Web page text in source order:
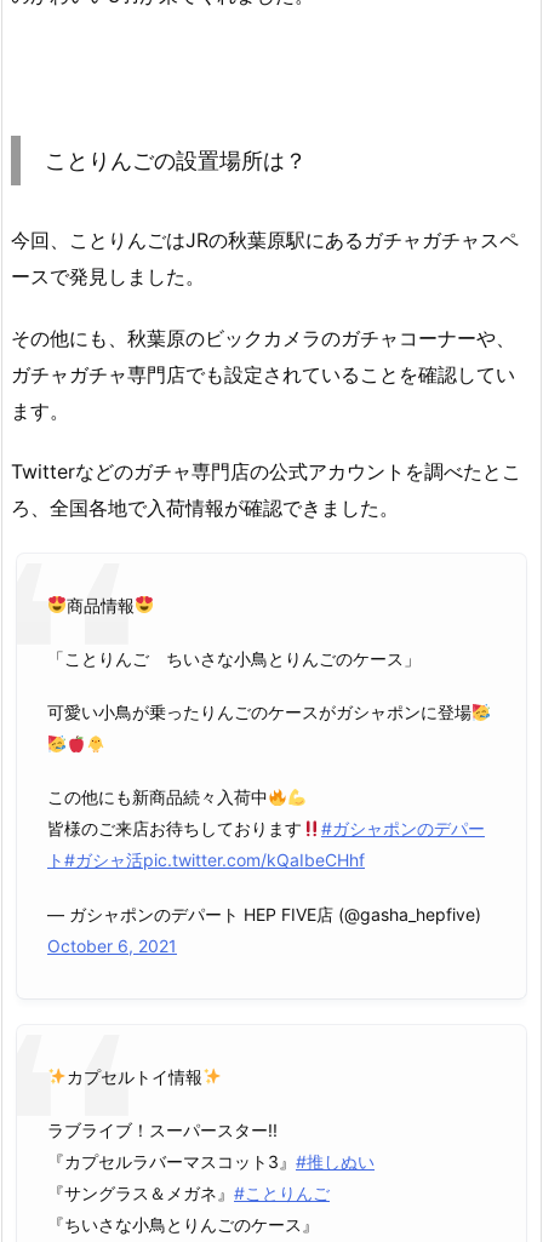
ことりんごの設置場所は？
今回、ことりんごはJRの秋葉原駅にあるガチャガチャスペ
ースで発見しました。
その他にも、秋葉原のビックカメラのガチャコーナーや、
ガチャガチャ専門店でも設定されていることを確認してい
ます。
Twitterなどのガチャ専門店の公式アカウントを調べたとこ
ろ、全国各地で入荷情報が確認できました。
商品情報
「ことりんご ちいさな小鳥とりんごのケース」
可愛い小鳥が乗ったりんごのケースがガシャポンに登場
この他にも新商品続々入荷中
皆様のご来店お待ちしております
#ガシャポンのデパー
ト#ガシャ活pic.twitter.com/kQaIbeCHhf
— ガシャポンのデパート HEP FIVE店 (@gasha_hepfive)
October 6, 2021
カプセルトイ情報
ラブライブ！スーパースター!!
『カプセルラバーマスコット3』 #推しぬい
『サングラス＆メガネ』 #ことりんご
『ちいさな小鳥とりんごのケース』